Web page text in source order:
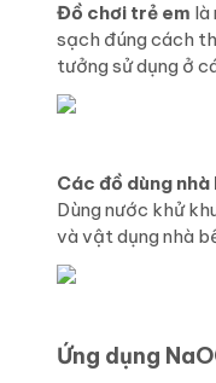
Đồ chơi trẻ em là
sạch đúng cách
tưởng sử dụng ở
Các đồ dùng
Dùng nước khử
và vật dụng nhà
Ứng dụng